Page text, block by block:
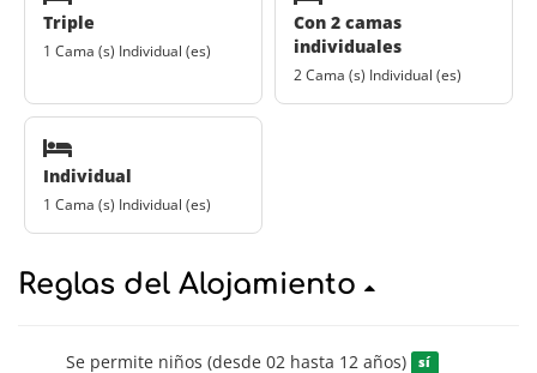
Triple
1 Cama (s) Individual (es)
Con 2 camas
individuales
2 Cama (s) Individual (es)
Individual
1 Cama (s) Individual (es)
Reglas del Alojamiento
Se permite niños (desde 02 hasta 12 años) sí